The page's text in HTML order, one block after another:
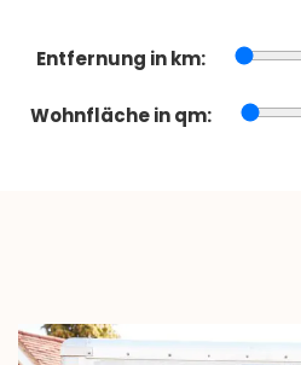
Entfernung in km:
Wohnfläche in qm: